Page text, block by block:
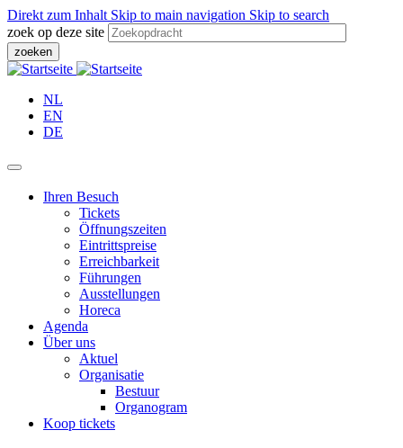
Direkt zum Inhalt Skip to main navigation Skip to search
zoek op deze site
NL
EN
DE
Ihren Besuch
Tickets
Öffnungszeiten
Eintrittspreise
Erreichbarkeit
Führungen
Ausstellungen
Horeca
Agenda
Über uns
Aktuel
Organisatie
Bestuur
Organogram
Koop tickets